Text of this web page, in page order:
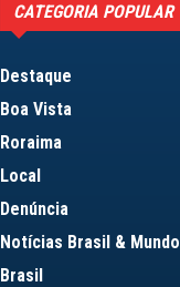
CATEGORIA POPULAR
Destaque
Boa Vista
Roraima
Local
Denúncia
Notícias Brasil & Mundo
Brasil